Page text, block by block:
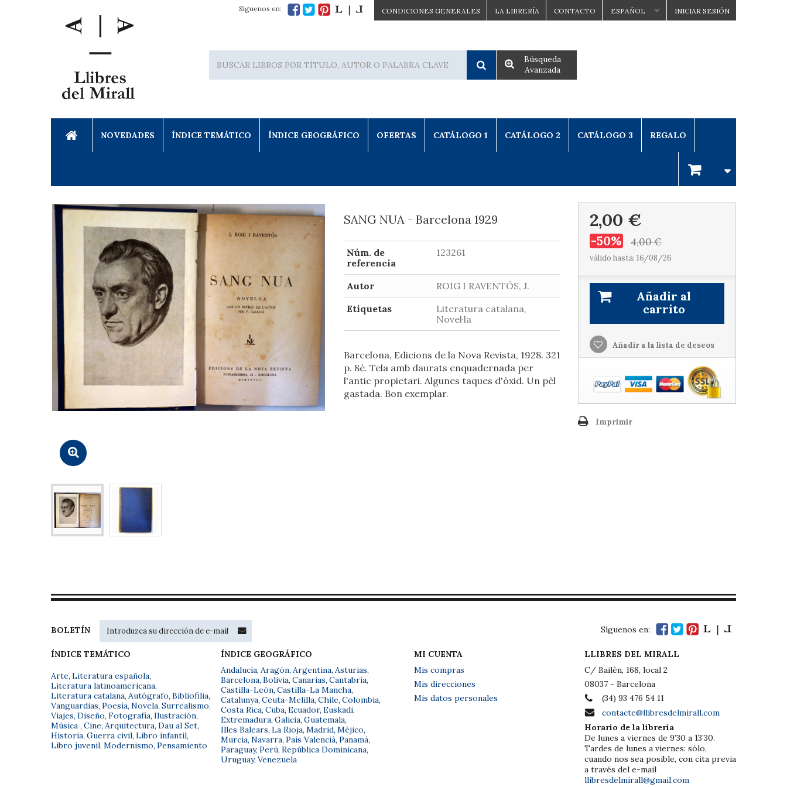
INICIAR SESIÓN
ESPAÑOL
CONTACTO
LA LIBRERÍA
CONDICIONES GENERALES
Síguenos en:
Búsqueda
Avanzada
NOVEDADES ÍNDICE TEMÁTICO ÍNDICE GEOGRÁFICO OFERTAS CATÁLOGO 1 CATÁLOGO 2 CATÁLOGO 3 REGALO
SANG NUA - Barcelona 1929
Núm. de
referencia
123261
Autor
ROIG I RAVENTÓS, J.
Etiquetas
Literatura catalana,
Novel·la
Barcelona, Edicions de la Nova Revista, 1928. 321
p. 8è. Tela amb daurats enquadernada per
l'antic propietari. Algunes taques d'òxid. Un pèl
gastada. Bon exemplar.
2,00 €
-50% 4,00 €
válido hasta: 16/08/26
Añadir al
carrito
Añadir a la lista de deseos
Imprimir
BOLETÍN Síguenos en:
ÍNDICE TEMÁTICO
Arte, Literatura española,
Literatura latinoamericana,
Literatura catalana, Autógrafo, Bibliofilia,
Vanguardias, Poesía, Novela, Surrealismo,
Viajes, Diseño, Fotografía, Ilustración,
Música , Cine, Arquitectura, Dau al Set,
Historia, Guerra civil, Libro infantil,
Libro juvenil, Modernismo, Pensamiento
ÍNDICE GEOGRÁFICO
Andalucía, Aragón, Argentina, Asturias,
Barcelona, Bolivia, Canarias, Cantabria,
Castilla-León, Castilla-La Mancha,
Catalunya, Ceuta-Melilla, Chile, Colombia,
Costa Rica, Cuba, Ecuador, Euskadi,
Extremadura, Galicia, Guatemala,
Illes Balears, La Rioja, Madrid, Méjico,
Murcia, Navarra, País Valencià, Panamá,
Paraguay, Perú, República Dominicana,
Uruguay, Venezuela
MI CUENTA
Mis compras
Mis direcciones
Mis datos personales
LLIBRES DEL MIRALL
C/ Bailèn, 168, local 2
08037 - Barcelona
(34) 93 476 54 11
contacte@llibresdelmirall.com
Horario de la librería
De lunes a viernes de 9’30 a 13’30.
Tardes de lunes a viernes: sólo,
cuando nos sea posible, con cita previa
a través del e-mail
llibresdelmirall@gmail.com